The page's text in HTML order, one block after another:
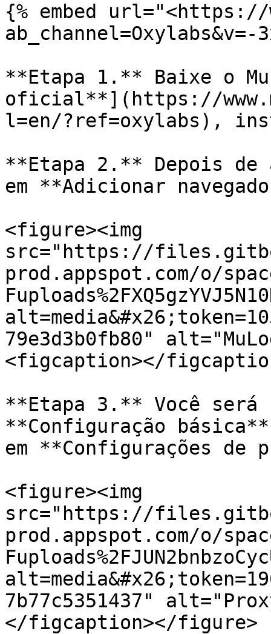
{% embed url="<https://
ab_channel=Oxylabs&v=-
**Etapa 1.** Baixe o
oficial**](https://
l=en/?ref=oxylabs),
**Etapa 2.** Depois
em **Adicionar
<figure><img
src="https://
prod.appspot.com/o/
79e3d3b0fb80"
<figcaption></
**Etapa 3.** Você será
**Configuração
em **Configurações de
<figure><img
src="https://
prod.appspot.com/o/
7b77c5351437"
</figcaption></figure>